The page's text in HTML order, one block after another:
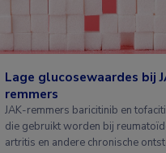
Lage glucosewaardes bij
remmers
JAK-remmers baricitinib en
die gebruikt worden bij
artritis en andere chronische